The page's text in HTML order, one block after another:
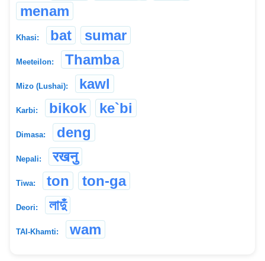
menam
Khasi: bat sumar
Meeteilon: Thamba
Mizo (Lushai): kawl
Karbi: bikok ke`bi
Dimasa: deng
Nepali: रखनु
Tiwa: ton ton-ga
Deori: লাদুঁ
TAI-Khamti: wam